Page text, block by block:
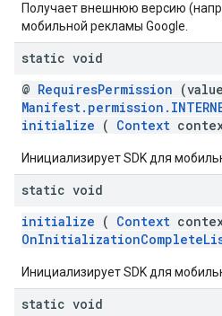
Получает внешнюю версию
мобильной рекламы Google.
static void
@ RequiresPermission
initialize ( Context
Инициализирует SDK для
static void
initialize ( Context
Инициализирует SDK для
static void